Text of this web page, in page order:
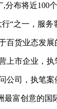
布将近100
“之一，服
百货业态发展
上市企业，执
公司，执笔
最富创意的